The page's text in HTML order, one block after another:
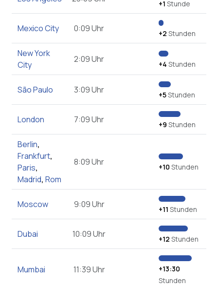
+1 Stunde
Mexico City 0:09 Uhr +2 Stunden
New York
City
2:09 Uhr +4 Stunden
São Paulo 3:09 Uhr +5Stunden
London 7:09 Uhr +9 Stunden
Berlin,
Frankfurt,
Paris,
Madrid, Rom
8:09 Uhr +10 Stunden
Moscow 9:09 Uhr +11 Stunden
Dubai 10:09 Uhr +12 Stunden
Mumbai 11:39 Uhr
+13:30
Stunden